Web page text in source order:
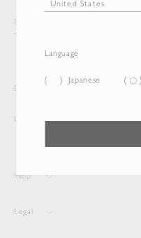
Language
Japanese
Delivery destination and Language
United States English
Help
Legal